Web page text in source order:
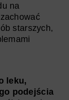
na
starszych,
leku,
podejścia